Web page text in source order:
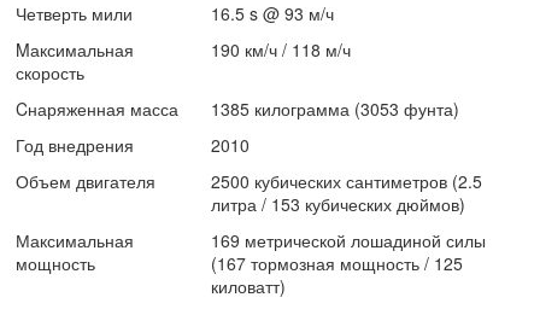
Четверть мили
16.5 s @ 93 м/ч
Mаксимальная
скорость
190 км/ч / 118 м/ч
Cнаряженная масса
1385 килограмма (3053 фунта)
Год внедрения
2010
Объем двигателя
2500 кубических сантиметров (2.5
литра / 153 кубических дюймов)
Максимальная
мощность
169 метрической лошадиной силы
(167 тормозная мощность / 125
киловатт)